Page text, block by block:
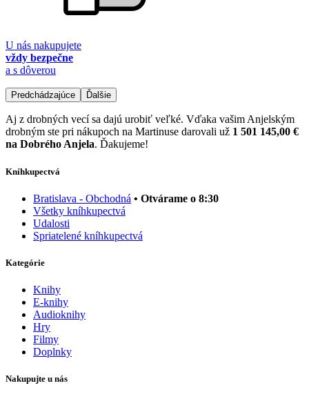
U nás nakupujete
vždy bezpečne
a s dôverou
Predchádzajúce Ďalšie
Aj z drobných vecí sa dajú urobiť veľké. Vďaka vašim Anjelským
drobným ste pri nákupoch na Martinuse darovali už 1 501 145,00 €
na Dobrého Anjela. Ďakujeme!
Kníhkupectvá
Bratislava - Obchodná • Otvárame o 8:30
Všetky kníhkupectvá
Udalosti
Spriatelené kníhkupectvá
Kategórie
Knihy
E-knihy
Audioknihy
Hry
Filmy
Doplnky
Nakupujte u nás